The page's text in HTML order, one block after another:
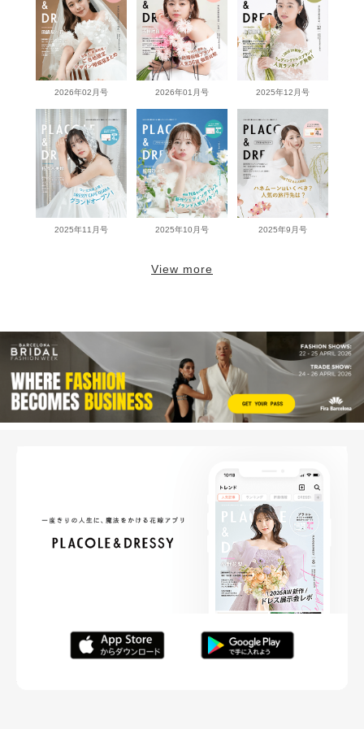
2026年02月号 2026年01月号 2025年12月号
2025年11月号 2025年10月号 2025年9月号
View more